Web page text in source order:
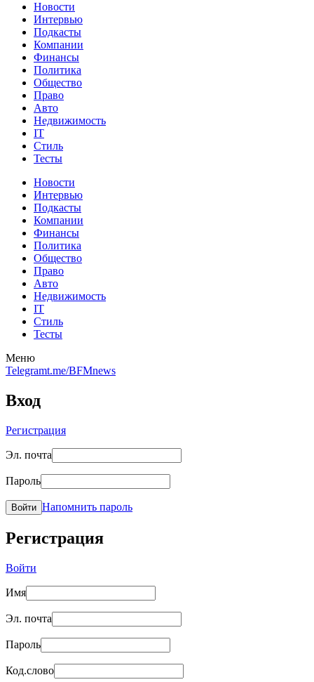
Новости
Интервью
Подкасты
Компании
Финансы
Политика
Общество
Право
Авто
Недвижимость
IT
Стиль
Тесты
Новости
Интервью
Подкасты
Компании
Финансы
Политика
Общество
Право
Авто
Недвижимость
IT
Стиль
Тесты
Меню
Telegramt.me/BFMnews
Вход
Регистрация
Эл. почта
Пароль
Войти Напомнить пароль
Регистрация
Войти
Имя
Эл. почта
Пароль
Код.слово